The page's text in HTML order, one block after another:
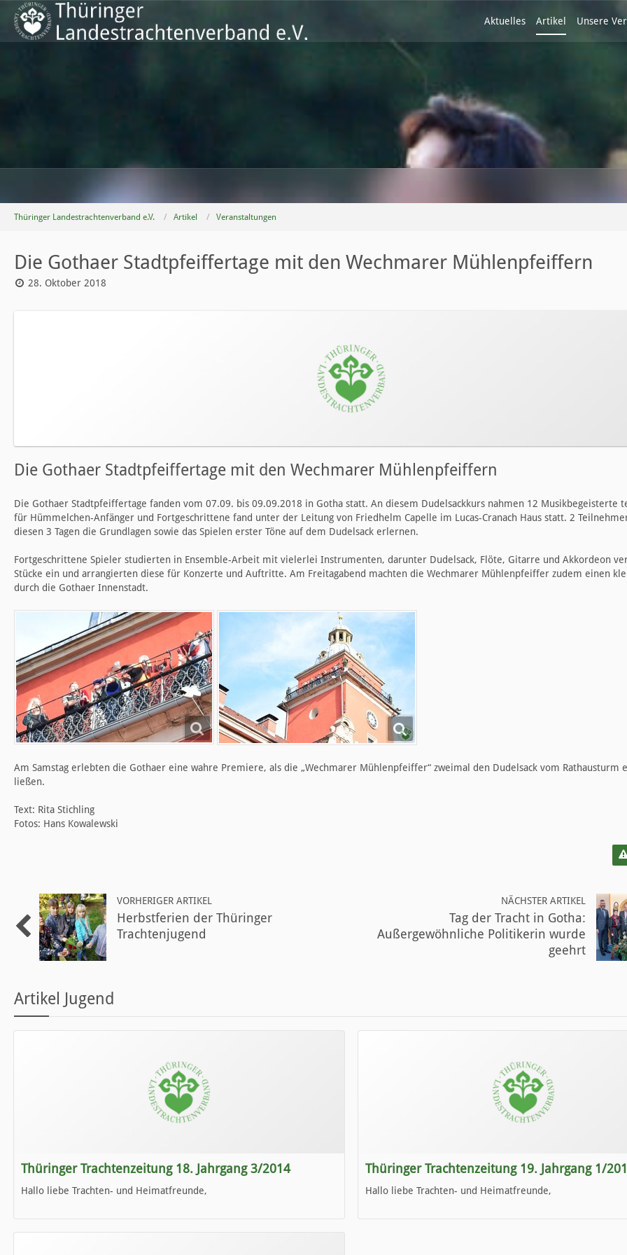
Aktuelles Artikel Unsere
Thüringer Landestrachtenverband e.V. Artikel Veranstaltungen
Die Gothaer Stadtpfeiffertage mit den Wechmarer Mühlenpfeiffern
28. Oktober 2018
Die Gothaer Stadtpfeiffertage mit den Wechmarer Mühlenpfeiffern
Die Gothaer Stadtpfeiffertage fanden vom 07.09. bis 09.09.2018 in Gotha statt. An diesem Dudelsackkurs nahmen 12 Musikbegeisterte
für Hümmelchen-Anfänger und Fortgeschrittene fand unter der Leitung von Friedhelm Capelle im Lucas-Cranach Haus statt. 2
diesen 3 Tagen die Grundlagen sowie das Spielen erster Töne auf dem Dudelsack erlernen.
Fortgeschrittene Spieler studierten in Ensemble-Arbeit mit vielerlei Instrumenten, darunter Dudelsack, Flöte, Gitarre und Akkordeon
Stücke ein und arrangierten diese für Konzerte und Auftritte. Am Freitagabend machten die Wechmarer Mühlenpfeiffer zudem einen
durch die Gothaer Innenstadt.
Am Samstag erlebten die Gothaer eine wahre Premiere, als die „Wechmarer Mühlenpfeiffer“ zweimal den Dudelsack vom Rathausturm
ließen.
Text: Rita Stichling
Fotos: Hans Kowalewski
VORHERIGER ARTIKEL
Herbstferien der Thüringer
Trachtenjugend
NÄCHSTER ARTIKEL
Tag der Tracht in Gotha:
Außergewöhnliche Politikerin wurde
geehrt
Artikel Jugend
Thüringer Trachtenzeitung 18. Jahrgang 3/2014
Hallo liebe Trachten- und Heimatfreunde,
Wir wünschen Euch viel Spaß beim Lesen.
Thüringer Trachtenzeitung 19. Jahrgang 1/
Hallo liebe Trachten- und Heimatfreunde,